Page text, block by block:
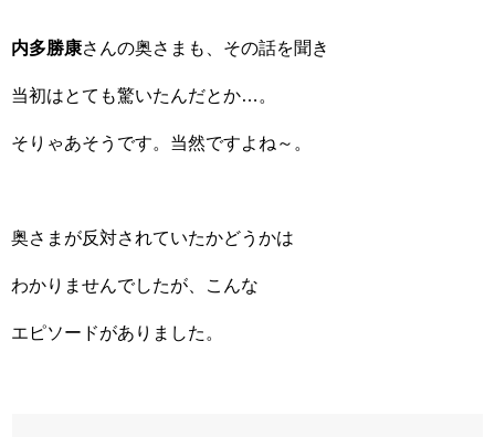
内多勝康さんの奥さまも、その話を聞き
当初はとても驚いたんだとか…。
そりゃあそうです。当然ですよね～。
奥さまが反対されていたかどうかは
わかりませんでしたが、こんな
エピソードがありました。